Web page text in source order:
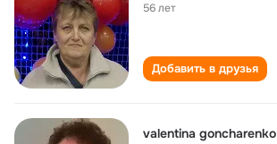
56 лет
Добавить в друзья
valentina goncharenko